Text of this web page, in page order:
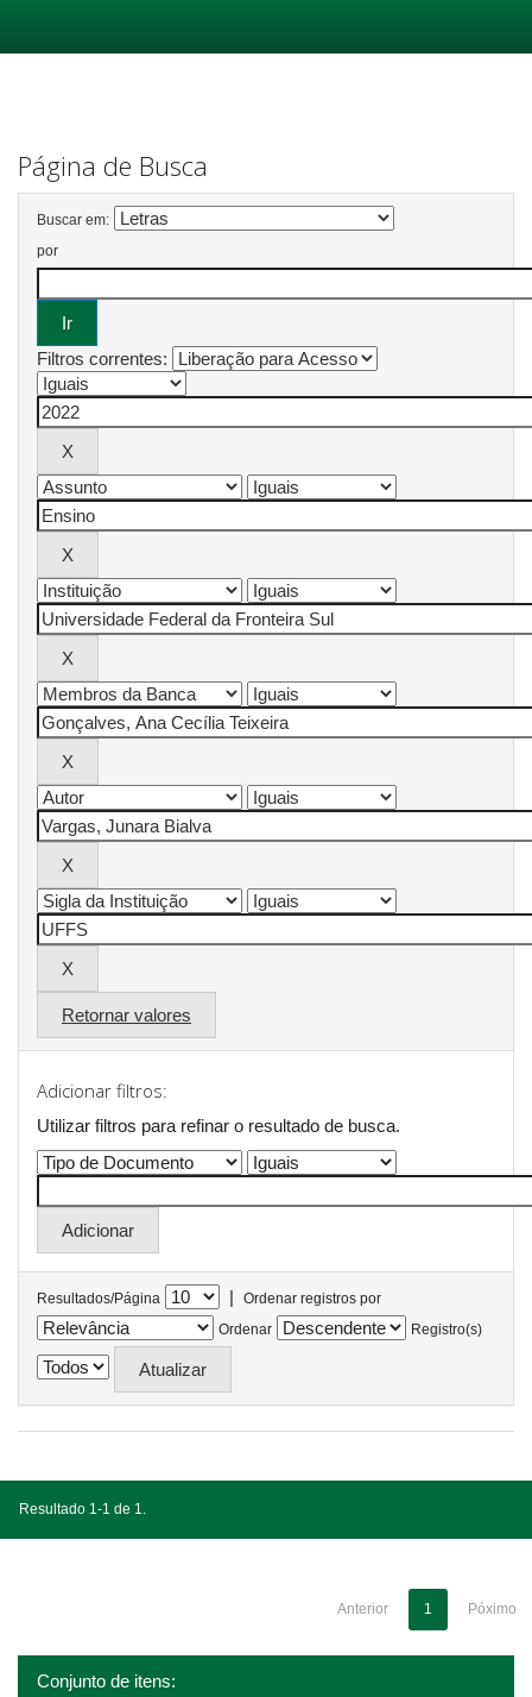
Página de Busca
Buscar em:
por
Filtros correntes:
Retornar valores
Adicionar filtros:
Utilizar filtros para refinar o resultado de busca.
Resultados/Página |
Ordenar registros por
Ordenar
Registro(s)
Resultado 1-1 de 1.
Anterior 1 Póximo
Conjunto de itens: